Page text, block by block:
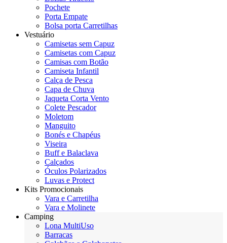
Pochete
Porta Empate
Bolsa porta Carretilhas
Vestuário
Camisetas sem Capuz
Camisetas com Capuz
Camisas com Botão
Camiseta Infantil
Calça de Pesca
Capa de Chuva
Jaqueta Corta Vento
Colete Pescador
Moletom
Manguito
Bonés e Chapéus
Viseira
Buff e Balaclava
Calçados
Óculos Polarizados
Luvas e Protect
Kits Promocionais
Vara e Carretilha
Vara e Molinete
Camping
Lona MultiUso
Barracas